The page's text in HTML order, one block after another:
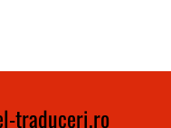
traduceri.ro